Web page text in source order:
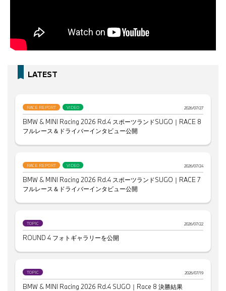
LATEST
RACE REPORT VIDEO 2026/07/27
BMW & MINI Racing 2026 Rd.4 スポーツランドSUGO｜RACE 8
フルレース＆ドライバーインタビュー公開
RACE REPORT VIDEO 2026/07/24
BMW & MINI Racing 2026 Rd.4 スポーツランドSUGO｜RACE 7
フルレース＆ドライバーインタビュー公開
TOPIC 2026/07/22
ROUND 4 フォトギャラリーを公開
TOPIC 2026/07/19
BMW & MINI Racing 2026 Rd.4 SUGO｜Race 8 決勝結果